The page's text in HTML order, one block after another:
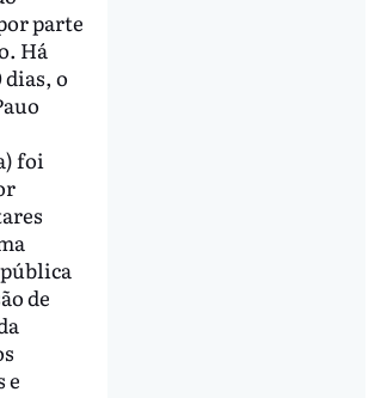
parte
Há
dias, o
foi
de
e